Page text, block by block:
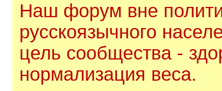
Наш форум вне
русскоязычного
цель сообщества -
нормализация веса.